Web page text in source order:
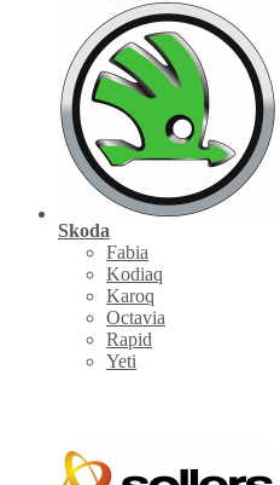
Skoda
Fabia
Kodiaq
Karoq
Octavia
Rapid
Yeti